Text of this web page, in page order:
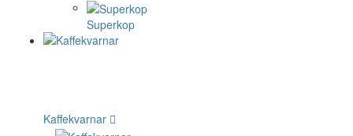
Superkop
Kaffekvarnar